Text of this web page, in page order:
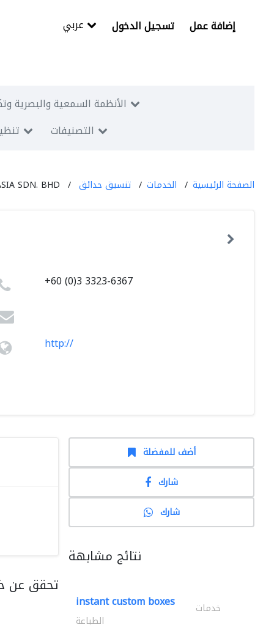
تسجيل الدخول إضافة عمل
الأنظمة السمعية والبصرية
التصنيفات
الصفحة الرئيسية الخدمات تنسيق حدائق SDN. BHD.
+60 (0)3 3323-6367
http://
تحقق عن
أضف للمفضلة
شارك
شارك
نتائج مشابهة
instant custom boxes خدمات
الطباعة